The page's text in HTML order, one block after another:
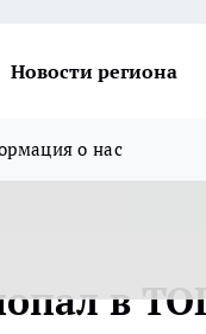
Новости региона
о нас
в